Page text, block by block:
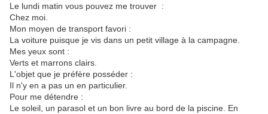
Le lundi matin vous pouvez me trouver :
Chez moi.
Mon moyen de transport favori :
La voiture puisque je vis dans un petit village à la campagne.
Mes yeux sont :
Verts et marrons clairs.
L'objet que je préfère posséder :
Il n'y en a pas un en particulier.
Pour me détendre :
Le soleil, un parasol et un bon livre au bord de la piscine. En